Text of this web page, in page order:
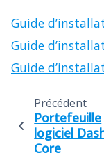
Guide
Guide
Guide
Précédent
Portefeuille
logiciel
Core